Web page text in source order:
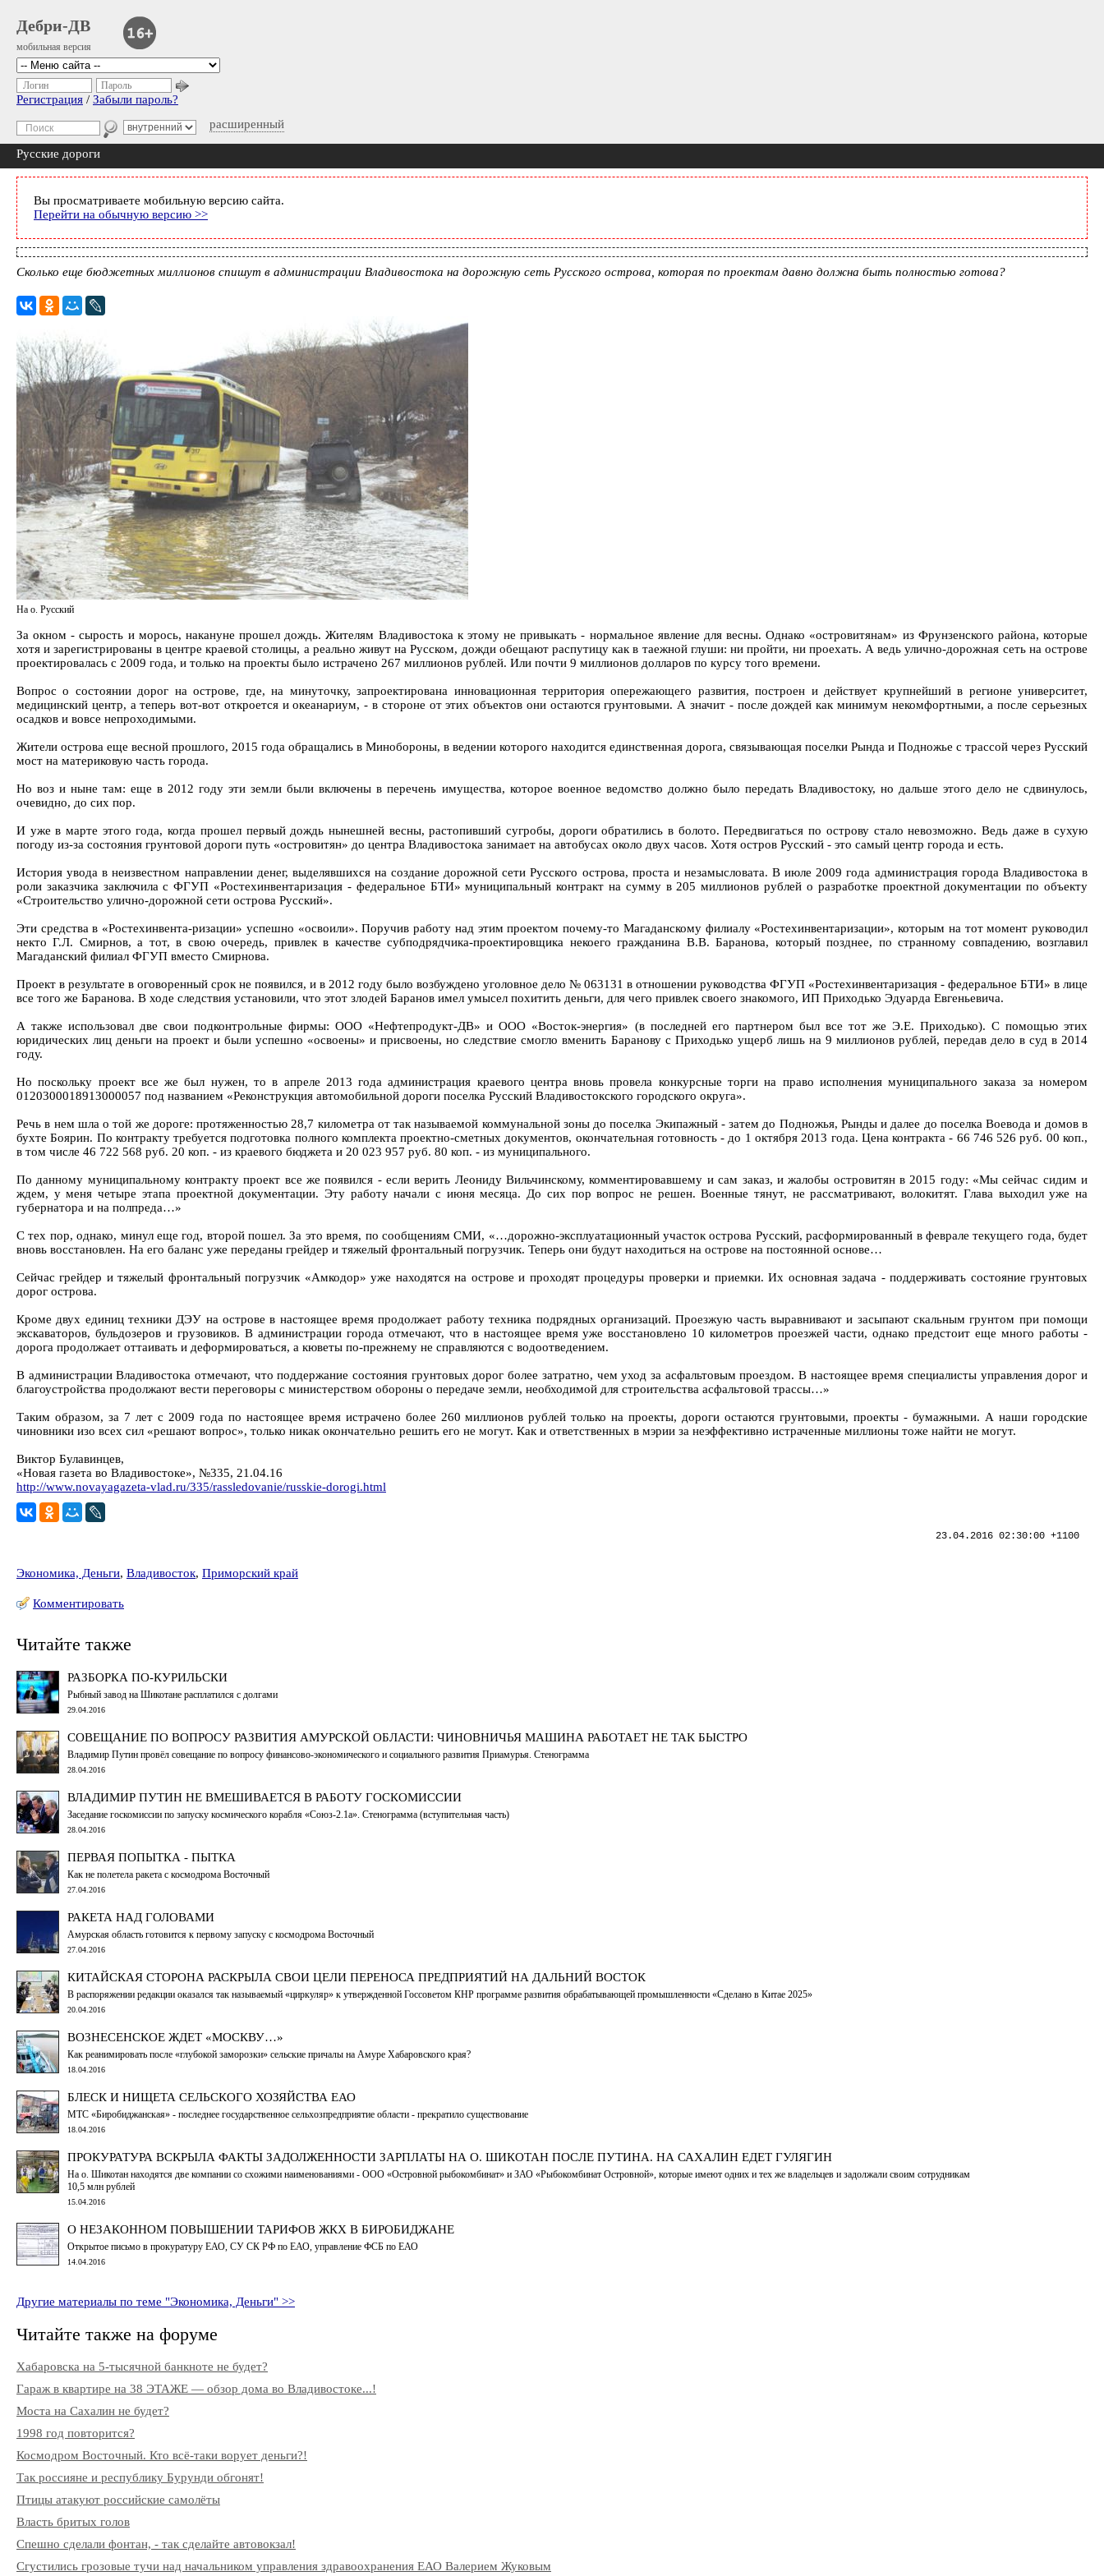
Дебри-ДВ
мобильная версия
расширенный
Логин Пароль
Регистрация / Забыли пароль?
Русские дороги
Вы просматриваете мобильную версию сайта.
Перейти на обычную версию >>
Сколько еще бюджетных миллионов спишут в администрации Владивостока на дорожную сеть Русского острова, которая по проектам давно должна быть полностью готова?
На о. Русский
За окном - сырость и морось, накануне прошел дождь. Жителям Владивостока к этому не привыкать - нормальное явление для весны. Однако «островитянам» из Фрунзенского района, которые
хотя и зарегистрированы в центре краевой столицы, а реально живут на Русском, дожди обещают распутицу как в таежной глуши: ни пройти, ни проехать. А ведь улично-дорожная сеть на острове
проектировалась с 2009 года, и только на проекты было истрачено 267 миллионов рублей. Или почти 9 миллионов долларов по курсу того времени.
Вопрос о состоянии дорог на острове, где, на минуточку, запроектирована инновационная территория опережающего развития, построен и действует крупнейший в регионе университет,
медицинский центр, а теперь вот-вот откроется и океанариум, - в стороне от этих объектов они остаются грунтовыми. А значит - после дождей как минимум некомфортными, а после серьезных
осадков и вовсе непроходимыми.
Жители острова еще весной прошлого, 2015 года обращались в Минобороны, в ведении которого находится единственная дорога, связывающая поселки Рында и Подножье с трассой через Русский
мост на материковую часть города.
Но воз и ныне там: еще в 2012 году эти земли были включены в перечень имущества, которое военное ведомство должно было передать Владивостоку, но дальше этого дело не сдвинулось,
очевидно, до сих пор.
И уже в марте этого года, когда прошел первый дождь нынешней весны, растопивший сугробы, дороги обратились в болото. Передвигаться по острову стало невозможно. Ведь даже в сухую
погоду из-за состояния грунтовой дороги путь «островитян» до центра Владивостока занимает на автобусах около двух часов. Хотя остров Русский - это самый центр города и есть.
История увода в неизвестном направлении денег, выделявшихся на создание дорожной сети Русского острова, проста и незамысловата. В июле 2009 года администрация города Владивостока в
роли заказчика заключила с ФГУП «Ростехинвентаризация - федеральное БТИ» муниципальный контракт на сумму в 205 миллионов рублей о разработке проектной документации по объекту
«Строительство улично-дорожной сети острова Русский».
Эти средства в «Ростехинвента-ризации» успешно «освоили». Поручив работу над этим проектом почему-то Магаданскому филиалу «Ростехинвентаризации», которым на тот момент руководил
некто Г.Л. Смирнов, а тот, в свою очередь, привлек в качестве субподрядчика-проектировщика некоего гражданина В.В. Баранова, который позднее, по странному совпадению, возглавил
Магаданский филиал ФГУП вместо Смирнова.
Проект в результате в оговоренный срок не появился, и в 2012 году было возбуждено уголовное дело № 063131 в отношении руководства ФГУП «Ростехинвентаризация - федеральное БТИ» в лице
все того же Баранова. В ходе следствия установили, что этот злодей Баранов имел умысел похитить деньги, для чего привлек своего знакомого, ИП Приходько Эдуарда Евгеньевича.
А также использовал две свои подконтрольные фирмы: ООО «Нефтепродукт-ДВ» и ООО «Восток-энергия» (в последней его партнером был все тот же Э.Е. Приходько). С помощью этих
юридических лиц деньги на проект и были успешно «освоены» и присвоены, но следствие смогло вменить Баранову с Приходько ущерб лишь на 9 миллионов рублей, передав дело в суд в 2014
году.
Но поскольку проект все же был нужен, то в апреле 2013 года администрация краевого центра вновь провела конкурсные торги на право исполнения муниципального заказа за номером
0120300018913000057 под названием «Реконструкция автомобильной дороги поселка Русский Владивостокского городского округа».
Речь в нем шла о той же дороге: протяженностью 28,7 километра от так называемой коммунальной зоны до поселка Экипажный - затем до Подножья, Рынды и далее до поселка Воевода и домов в
бухте Боярин. По контракту требуется подготовка полного комплекта проектно-сметных документов, окончательная готовность - до 1 октября 2013 года. Цена контракта - 66 746 526 руб. 00 коп.,
в том числе 46 722 568 руб. 20 коп. - из краевого бюджета и 20 023 957 руб. 80 коп. - из муниципального.
По данному муниципальному контракту проект все же появился - если верить Леониду Вильчинскому, комментировавшему и сам заказ, и жалобы островитян в 2015 году: «Мы сейчас сидим и
ждем, у меня четыре этапа проектной документации. Эту работу начали с июня месяца. До сих пор вопрос не решен. Военные тянут, не рассматривают, волокитят. Глава выходил уже на
губернатора и на полпреда…»
С тех пор, однако, минул еще год, второй пошел. За это время, по сообщениям СМИ, «…дорожно-эксплуатационный участок острова Русский, расформированный в феврале текущего года, будет
вновь восстановлен. На его баланс уже переданы грейдер и тяжелый фронтальный погрузчик. Теперь они будут находиться на острове на постоянной основе…
Сейчас грейдер и тяжелый фронтальный погрузчик «Амкодор» уже находятся на острове и проходят процедуры проверки и приемки. Их основная задача - поддерживать состояние грунтовых
дорог острова.
Кроме двух единиц техники ДЭУ на острове в настоящее время продолжает работу техника подрядных организаций. Проезжую часть выравнивают и засыпают скальным грунтом при помощи
экскаваторов, бульдозеров и грузовиков. В администрации города отмечают, что в настоящее время уже восстановлено 10 километров проезжей части, однако предстоит еще много работы -
дорога продолжает оттаивать и деформироваться, а кюветы по-прежнему не справляются с водоотведением.
В администрации Владивостока отмечают, что поддержание состояния грунтовых дорог более затратно, чем уход за асфальтовым проездом. В настоящее время специалисты управления дорог и
благоустройства продолжают вести переговоры с министерством обороны о передаче земли, необходимой для строительства асфальтовой трассы…»
Таким образом, за 7 лет с 2009 года по настоящее время истрачено более 260 миллионов рублей только на проекты, дороги остаются грунтовыми, проекты - бумажными. А наши городские
чиновники изо всех сил «решают вопрос», только никак окончательно решить его не могут. Как и ответственных в мэрии за неэффективно истраченные миллионы тоже найти не могут.
Виктор Булавинцев,
«Новая газета во Владивостоке», №335, 21.04.16
http://www.novayagazeta-vlad.ru/335/rassledovanie/russkie-dorogi.html
23.04.2016 02:30:00 +1100
Экономика, Деньги, Владивосток, Приморский край
Комментировать
Читайте также
РАЗБОРКА ПО-КУРИЛЬСКИ
Рыбный завод на Шикотане расплатился с долгами
29.04.2016
СОВЕЩАНИЕ ПО ВОПРОСУ РАЗВИТИЯ АМУРСКОЙ ОБЛАСТИ: ЧИНОВНИЧЬЯ МАШИНА РАБОТАЕТ НЕ ТАК БЫСТРО
Владимир Путин провёл совещание по вопросу финансово-экономического и социального развития Приамурья. Стенограмма
28.04.2016
ВЛАДИМИР ПУТИН НЕ ВМЕШИВАЕТСЯ В РАБОТУ ГОСКОМИССИИ
Заседание госкомиссии по запуску космического корабля «Союз-2.1а». Стенограмма (вступительная часть)
28.04.2016
ПЕРВАЯ ПОПЫТКА - ПЫТКА
Как не полетела ракета с космодрома Восточный
27.04.2016
РАКЕТА НАД ГОЛОВАМИ
Амурская область готовится к первому запуску с космодрома Восточный
27.04.2016
КИТАЙСКАЯ СТОРОНА РАСКРЫЛА СВОИ ЦЕЛИ ПЕРЕНОСА ПРЕДПРИЯТИЙ НА ДАЛЬНИЙ ВОСТОК
В распоряжении редакции оказался так называемый «циркуляр» к утвержденной Госсоветом КНР программе развития обрабатывающей промышленности «Сделано в Китае 2025»
20.04.2016
ВОЗНЕСЕНСКОЕ ЖДЕТ «МОСКВУ…»
Как реанимировать после «глубокой заморозки» сельские причалы на Амуре Хабаровского края?
18.04.2016
БЛЕСК И НИЩЕТА СЕЛЬСКОГО ХОЗЯЙСТВА ЕАО
МТС «Биробиджанская» - последнее государственное сельхозпредприятие области - прекратило существование
18.04.2016
ПРОКУРАТУРА ВСКРЫЛА ФАКТЫ ЗАДОЛЖЕННОСТИ ЗАРПЛАТЫ НА О. ШИКОТАН ПОСЛЕ ПУТИНА. НА САХАЛИН ЕДЕТ ГУЛЯГИН
На о. Шикотан находятся две компании со схожими наименованиями - ООО «Островной рыбокомбинат» и ЗАО «Рыбокомбинат Островной», которые имеют одних и тех же владельцев и задолжали своим сотрудникам
10,5 млн рублей
15.04.2016
О НЕЗАКОННОМ ПОВЫШЕНИИ ТАРИФОВ ЖКХ В БИРОБИДЖАНЕ
Открытое письмо в прокуратуру ЕАО, СУ СК РФ по ЕАО, управление ФСБ по ЕАО
14.04.2016
Другие материалы по теме "Экономика, Деньги" >>
Читайте также на форуме
Хабаровска на 5-тысячной банкноте не будет?
Гараж в квартире на 38 ЭТАЖЕ — обзор дома во Владивостоке...!
Моста на Сахалин не будет?
1998 год повторится?
Космодром Восточный. Кто всё-таки ворует деньги?!
Так россияне и республику Бурунди обгонят!
Птицы атакуют российские самолёты
Власть бритых голов
Спешно сделали фонтан, - так сделайте автовокзал!
Сгустились грозовые тучи над начальником управления здравоохранения ЕАО Валерием Жуковым